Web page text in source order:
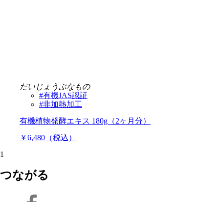
だいじょうぶなもの
#有機JAS認証
#非加熱加工
有機植物発酵エキス 180g（2ヶ月分）
￥6,480（税込）
1
つながる